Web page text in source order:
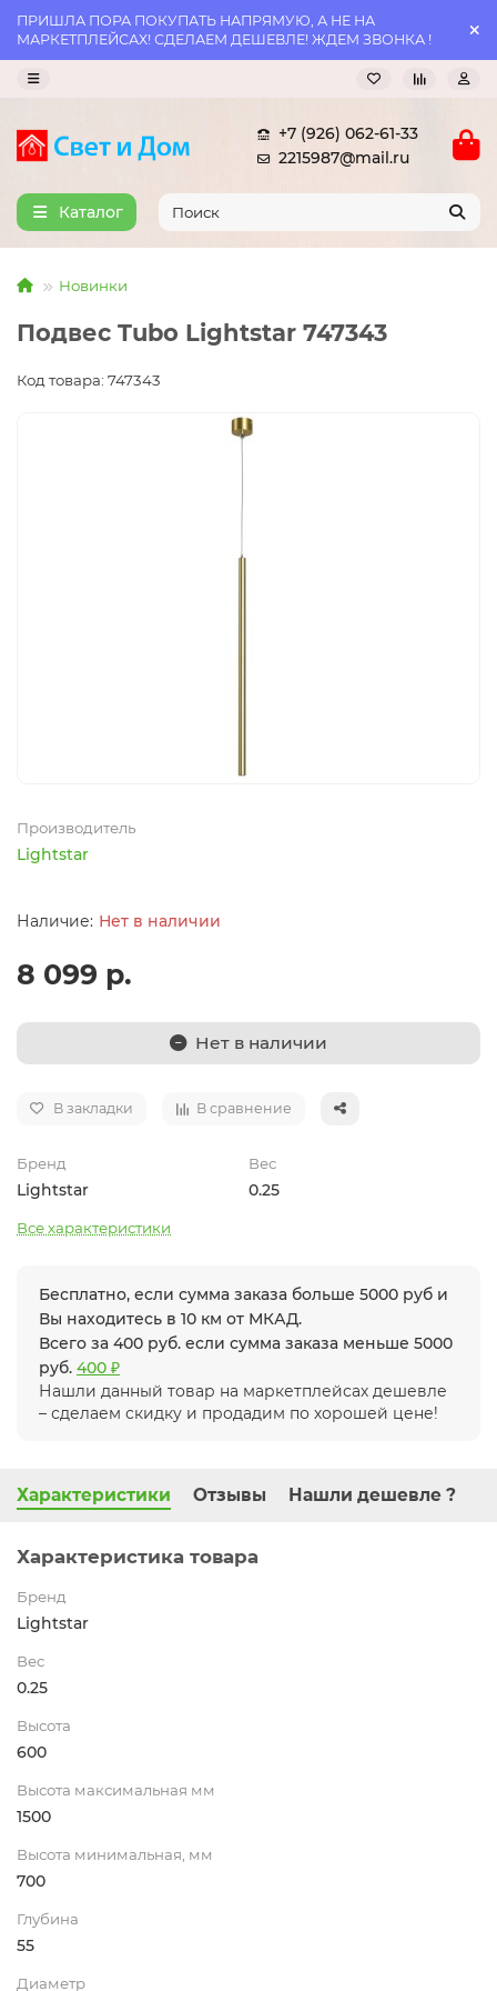
ПРИШЛА ПОРА ПОКУПАТЬ НАПРЯМУЮ, А НЕ НА
МАРКЕТПЛЕЙСАХ! СДЕЛАЕМ ДЕШЕВЛЕ! ЖДЕМ ЗВОНКА !
+7 (926) 062-61-33
2215987@mail.ru
Каталог
Новинки
Подвес Tubo Lightstar 747343
Код товара: 747343
Производитель
Lightstar
Нет в наличии
8 099 р.
Нет в наличии
В закладки В сравнение
Бренд
Lightstar
Вес
0.25
Все характеристики
Бесплатно, если сумма заказа больше 5000 руб и
Вы находитесь в 10 км от МКАД.
Всего за 400 руб. если сумма заказа меньше 5000
руб. 400 ₽
Нашли данный товар на маркетплейсах дешевле
– сделаем скидку и продадим по хорошей цене!
Характеристики Отзывы Нашли дешевле ?
Характеристика товара
Бренд
Lightstar
Вес
0.25
Высота
600
Высота максимальная мм
1500
Высота минимальная, мм
700
Глубина
55
Диаметр